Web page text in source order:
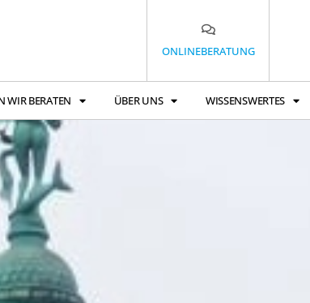
ONLINEBERATUNG
WIR BERATEN ÜBER UNS WISSENSWERTES